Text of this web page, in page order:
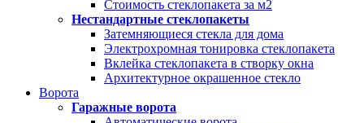
Стоимость стеклопакета за м2
Нестандартные стеклопакеты
Затемняющиеся стекла для дома
Электрохромная тонировка стеклопакета
Вклейка стеклопакета в створку окна
Архитектурное окрашенное стекло
Ворота
Гаражные ворота